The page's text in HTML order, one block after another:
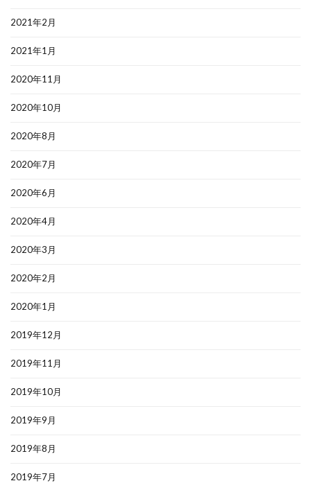
2021年2月
2021年1月
2020年11月
2020年10月
2020年8月
2020年7月
2020年6月
2020年4月
2020年3月
2020年2月
2020年1月
2019年12月
2019年11月
2019年10月
2019年9月
2019年8月
2019年7月